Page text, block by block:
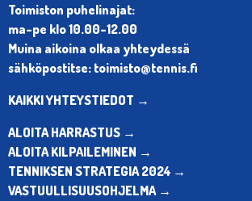
Toimiston puhelinajat:
ma-pe klo 10.00-12.00
Muina aikoina olkaa yhteydessä
sähköpostitse: toimisto@tennis.fi
KAIKKI YHTEYSTIEDOT →
ALOITA HARRASTUS →
ALOITA KILPAILEMINEN →
TENNIKSEN STRATEGIA 2024 →
VASTUULLISUUSOHJELMA →